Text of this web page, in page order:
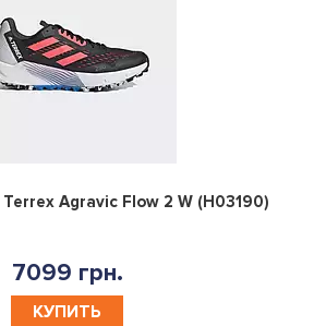
0
Terrex Agravic Flow 2 W (H03190)
7099 грн.
КУПИТЬ